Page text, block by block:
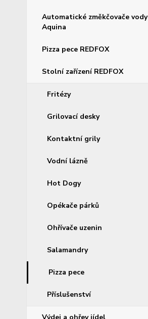
Automatické změkčovače vody
Aquina
Pizza pece REDFOX
Stolní zařízení REDFOX
Fritézy
Grilovací desky
Kontaktní grily
Vodní lázně
Hot Dogy
Opékače párků
Ohřívače uzenin
Salamandry
Pizza pece
Příslušenství
Výdej a ohřev jídel